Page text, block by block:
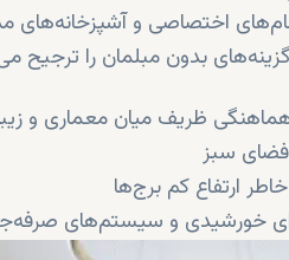
بدون مبلمان را ترجیح
ظریف میان معماری و
فضای سبز
ارتفاع کم برج‌ها
خورشیدی و سیستم‌های